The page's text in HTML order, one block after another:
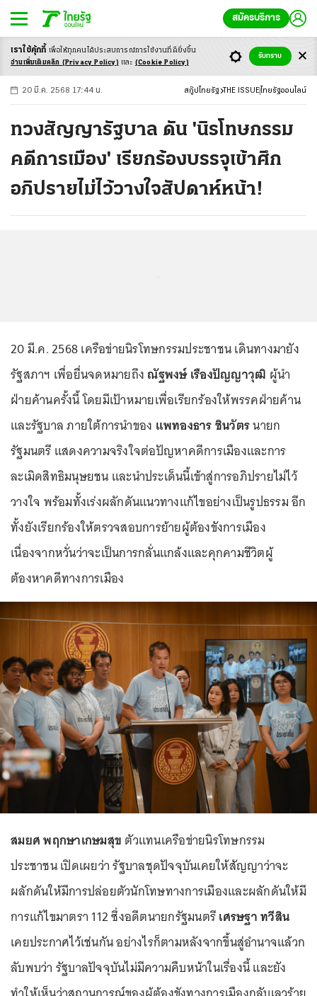
สมัครบริการ
-ก ก ก+
20 มี.ค. 2568 17:44 น. สกู๊ปไทยรัฐ THE ISSUEไทยรัฐออนไลน์
ทวงสัญญารัฐบาล ดัน 'นิรโทษกรรม
คดีการเมือง' เรียกร้องบรรจุเข้าศึก
อภิปรายไม่ไว้วางใจสัปดาห์หน้า!
20 มี.ค. 2568 เครือข่ายนิรโทษกรรมประชาชน เดินทางมายัง
รัฐสภาฯ เพื่อยื่นจดหมายถึงณัฐพงษ์ เรืองปัญญาวุฒิ ผู้นำ
ฝ่ายค้านครั้งนี้ โดยมีเป้าหมายเพื่อเรียกร้องให้พรรคฝ่ายค้าน
และรัฐบาล ภายใต้การนำของ แพทองธาร ชินวัตรนายก
รัฐมนตรี แสดงความจริงใจต่อปัญหาคดีการเมืองและการ
ละเมิดสิทธิมนุษยชน และนำประเด็นนี้เข้าสู่การอภิปรายไม่ไว้
วางใจ พร้อมทั้งเร่งผลักดันแนวทางแก้ไขอย่างเป็นรูปธรรม อีก
ทั้งยังเรียกร้องให้ตรวจสอบการย้ายผู้ต้องขังการเมือง
เนื่องจากหวั่นว่าจะเป็นการกลั่นแกล้งและคุกคามชีวิตผู้
ต้องหาคดีทางการเมือง
สมยศ พฤกษาเกษมสุข ตัวแทนเครือข่ายนิรโทษกรรม
ประชาชน เปิดเผยว่า รัฐบาลชุดปัจจุบันเคยให้สัญญาว่าจะ
ผลักดันให้มีการปล่อยตัวนักโทษทางการเมืองและผลักดันให้มี
การแก้ไขมาตรา 112 ซึ่งอดีตนายกรัฐมนตรีเศรษฐา ทวีสิน
เคยประกาศไว้เช่นกัน อย่างไรก็ตามหลังจากขึ้นสู่อำนาจแล้วก
ลับพบว่า รัฐบาลปัจจุบันไม่มีความคืบหน้าในเรื่องนี้ และยัง
เราใช้คุ้กกี้ เพื่อให้ทุกคนได้ประสบการณ์การใช้งานที่ดียิ่งขึ้น
อ่านเพิ่มเติมคลิก (Privacy Policy) และ (Cookie Policy)
รับทราบ